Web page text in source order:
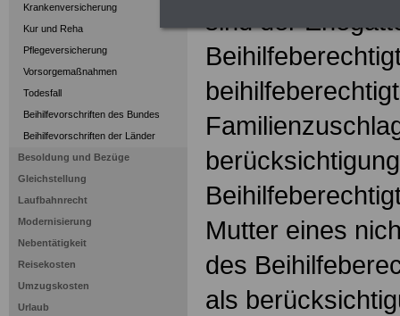
Krankenversicherung
Kur und Reha
Pflegeversicherung
Vorsorgemaßnahmen
Todesfall
Beihilfevorschriften des Bundes
Beihilfevorschriften der Länder
Besoldung und Bezüge
Gleichstellung
Laufbahnrecht
Modernisierung
Nebentätigkeit
Reisekosten
Umzugskosten
Urlaub
sind der
Mutter eines
des
als